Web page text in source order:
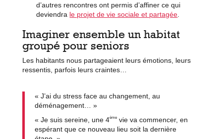
d’autres rencontres ont permis d’affiner ce qui
deviendra le projet de vie sociale et partagée
Imaginer ensemble un habitat
groupé pour seniors
Les habitants nous partageaient leurs émotions, leurs
ressentis, parfois leurs craintes…
« J’ai du stress face au changement, au
déménagement… »
« Je suis sereine, une 4èmevie va commencer, en
espérant que ce nouveau lieu soit la dernière